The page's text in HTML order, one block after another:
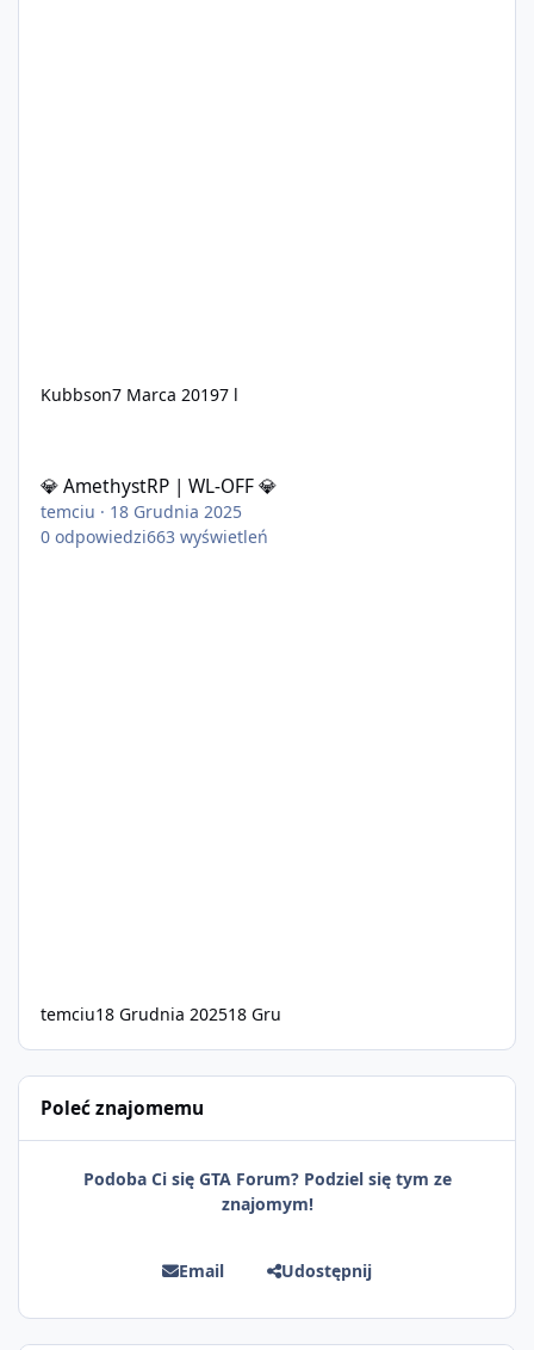
Kubbson7 Marca 20197 l
💎 AmethystRP | WL-OFF 💎
temciu · 18 Grudnia 2025
0 odpowiedzi663 wyświetleń
temciu18 Grudnia 202518 Gru
Poleć znajomemu
Podoba Ci się GTA Forum? Podziel się tym ze
znajomym!
Email Udostępnij